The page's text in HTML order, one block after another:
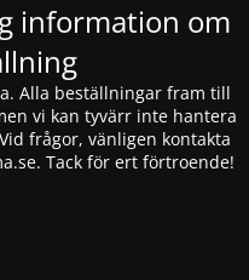
information om
Alla beställningar fram till
vi kan tyvärr inte hantera
frågor, vänligen kontakta
. Tack för ert förtroende!